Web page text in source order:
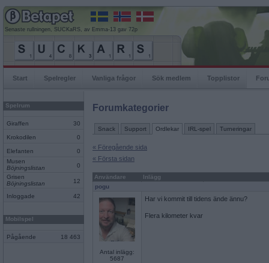
Senaste rullningen, SUCKaRS, av Emma-13 gav 72p
Start Spelregler Vanliga frågor Sök medlem Topplistor
Spelrum
Giraffen 30
Krokodilen 0
Elefanten
0
Musen
Böjningslistan
0
Grisen
Böjningslistan
12
Inloggade 42
Mobilspel
Pågående 18 463
Forumkategorier
Snack Support Ordlekar IRL-spel Turneringar
« Föregående sida
« Första sidan
Användare
Inlägg
pogu
Antal inlägg:
5687
Har vi kommit till tidens ände ännu?
Flera kilometer kvar